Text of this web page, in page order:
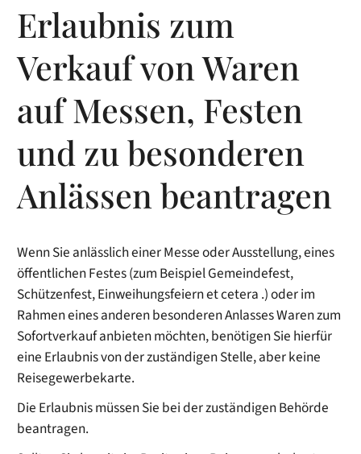
Erlaubnis zum
Verkauf von Waren
auf Messen, Festen
und zu besonderen
Anlässen beantragen
Wenn Sie anlässlich einer Messe oder Ausstellung, eines
öffentlichen Festes (zum Beispiel Gemeindefest,
Schützenfest, Einweihungsfeiern et cetera .) oder im
Rahmen eines anderen besonderen Anlasses Waren zum
Sofortverkauf anbieten möchten, benötigen Sie hierfür
eine Erlaubnis von der zuständigen Stelle, aber keine
Reisegewerbekarte.
Die Erlaubnis müssen Sie bei der zuständigen Behörde
beantragen.